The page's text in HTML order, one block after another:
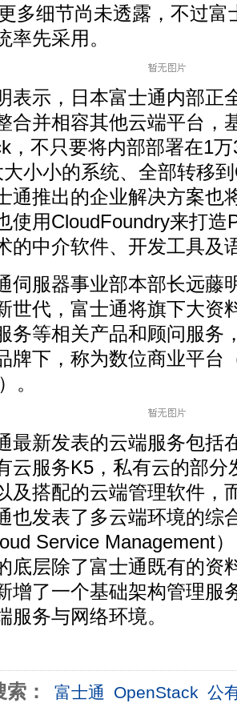
多细节尚未透露，不过富
率先采用。
示，日本富士通内部正
合并相容其他云端平台，
，不只要将内部部署在1
小小的系统、全部转移
通推出的企业解决方案也
使用CloudFoundry来打造
的中介软件、开发工具及
服器事业部本部长远藤
世代，富士通将旗下大资
务等相关产品和顾问服务
牌下，称为数位商业平台
。
新发表的云端服务包括
云服务K5，私有云的部分
及搭配的云端管理软件，
也发表了多云端环境的综
Service Management
底层除了富士通既有的资
增了一个基础架构管理服
服务与网络环境。
： 富士通 OpenStack 公